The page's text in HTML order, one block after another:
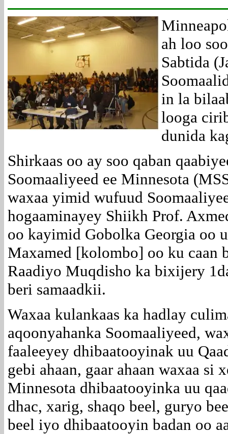
ah loo
Sabtida
in la
looga
dunida
Shirkaas oo ay soo qaban
Soomaaliyeed ee Minnesota
waxaa yimid wufuud
hogaaminayey Shiikh Prof.
oo kayimid Gobolka Georgia oo
Maxamed [kolombo] oo ku caan
Raadiyo Muqdisho ka bixijery
beri samaadkii.
Waxaa kulankaas ka hadlay
aqoonyahanka Soomaaliyeed,
faaleeyey dhibaatooyinak uu
gebi ahaan, gaar ahaan waxaa si
Minnesota dhibaatooyinka uu
dhac, xarig, shaqo beel, guryo
beel iyo dhibaatooyin badan oo